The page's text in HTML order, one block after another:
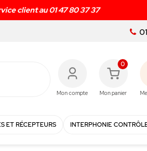
en48h!
Mon compte
0
Mon panier
ET RÉCEPTEURS INTERPHONIE